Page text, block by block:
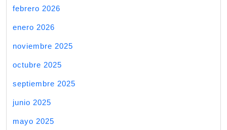
febrero 2026
enero 2026
noviembre 2025
octubre 2025
septiembre 2025
junio 2025
mayo 2025